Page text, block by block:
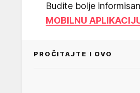
Budite bolje
MOBILNU
PROČITAJTE I OVO